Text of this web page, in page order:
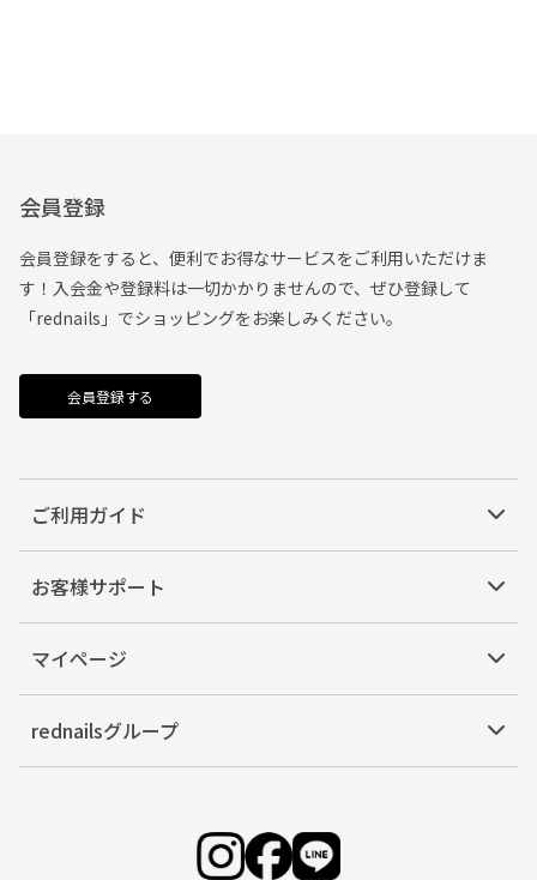
会員登録
会員登録をすると、便利でお得なサービスをご利用いただけま
す！入会金や登録料は一切かかりませんので、ぜひ登録して
「rednails」でショッピングをお楽しみください。
会員登録する
ご利用ガイド
お客様サポート
マイページ
rednailsグループ